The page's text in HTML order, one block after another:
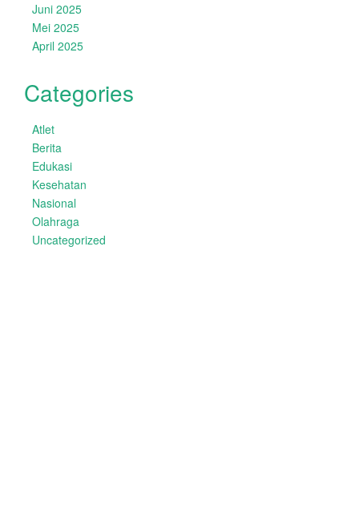
Juni 2025
Mei 2025
April 2025
Categories
Atlet
Berita
Edukasi
Kesehatan
Nasional
Olahraga
Uncategorized